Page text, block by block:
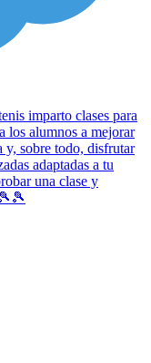
imparto clases para
los alumnos a mejorar
y, sobre todo, disfrutar
adaptadas a tu
una clase y